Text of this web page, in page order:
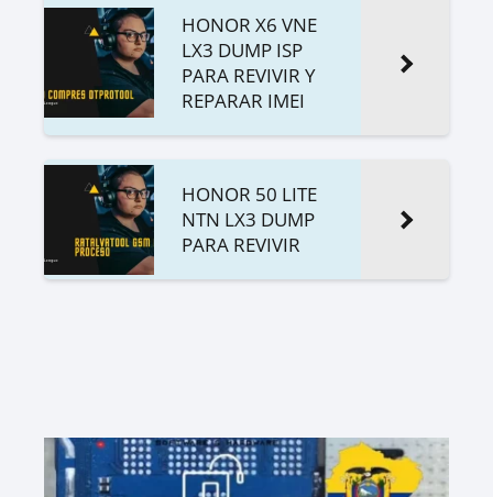
HONOR X6 VNE
LX3 DUMP ISP
PARA REVIVIR Y
REPARAR IMEI
HONOR 50 LITE
NTN LX3 DUMP
PARA REVIVIR